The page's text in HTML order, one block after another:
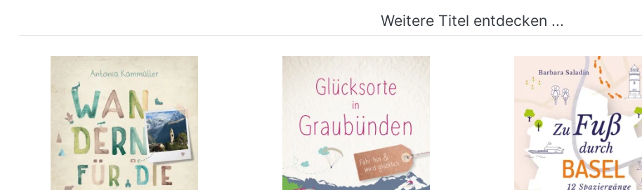
Weitere Titel entdecken ...
Graubünden. Wandern für die
Seele
mehr Infos …
bestellen
Glücksorte in Graubünden
mehr Infos …
bestellen
Zu Fuß durch Basel
mehr Infos …
bestellen